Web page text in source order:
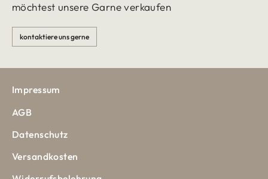
möchtest unsere Garne verkaufen
kontaktiere uns gerne
Impressum
AGB
Datenschutz
Versandkosten